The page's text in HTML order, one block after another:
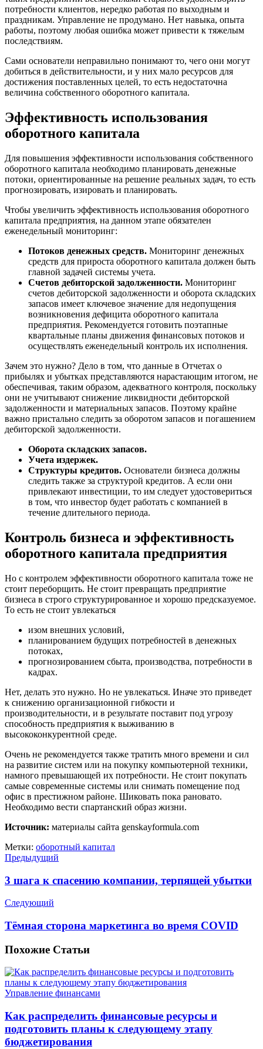
потребности клиентов, нередко работая по выходным и
праздникам. Управление не продумано. Нет навыка, опыта
работы, поэтому любая ошибка может привести к тяжелым
последствиям.
Сами основатели неправильно понимают то, чего они могут
добиться в действительности, и у них мало ресурсов для
достижения поставленных целей, то есть недостаточна
величина собственного оборотного капитала.
Эффективность использования
оборотного капитала
Для повышения эффективности использования собственного
оборотного капитала необходимо планировать денежные
потоки, ориентированные на решение реальных задач, то есть
прогнозировать, изировать и планировать.
Чтобы увеличить эффективность использования оборотного
капитала предприятия, на данном этапе обязателен
еженедельный мониторинг:
Потоков денежных средств. Мониторинг денежных
средств для прироста оборотного капитала должен быть
главной задачей системы учета.
Счетов дебиторской задолженности. Мониторинг
счетов дебиторской задолженности и оборота складских
запасов имеет ключевое значение для недопущения
возникновения дефицита оборотного капитала
предприятия. Рекомендуется готовить поэтапные
квартальные планы движения финансовых потоков и
осуществлять еженедельный контроль их исполнения.
Зачем это нужно? Дело в том, что данные в Отчетах о
прибылях и убытках представляются нарастающим итогом, не
обеспечивая, таким образом, адекватного контроля, поскольку
они не учитывают снижение ликвидности дебиторской
задолженности и материальных запасов. Поэтому крайне
важно пристально следить за оборотом запасов и погашением
дебиторской задолженности.
Оборота складских запасов.
Учета издержек.
Структуры кредитов. Основатели бизнеса должны
следить также за структурой кредитов. А если они
привлекают инвестиции, то им следует удостовериться
в том, что инвестор будет работать с компанией в
течение длительного периода.
Контроль бизнеса и эффективность
оборотного капитала предприятия
Но с контролем эффективности оборотного капитала тоже не
стоит переборщить. Не стоит превращать предприятие
бизнеса в строго структурированное и хорошо предсказуемое.
То есть не стоит увлекаться
изом внешних условий,
планированием будущих потребностей в денежных
потоках,
прогнозированием сбыта, производства, потребности в
кадрах.
Нет, делать это нужно. Но не увлекаться. Иначе это приведет
к снижению организационной гибкости и
производительности, и в результате поставит под угрозу
способность предприятия к выживанию в
высококонкурентной среде.
Очень не рекомендуется также тратить много времени и сил
на развитие систем или на покупку компьютерной техники,
намного превышающей их потребности. Не стоит покупать
самые современные системы или снимать помещение под
офис в престижном районе. Шиковать пока рановато.
Необходимо вести спартанский образ жизни.
Источник: материалы сайта genskayformula.com
Метки: оборотный капитал
Предыдущий
3 шага к спасению компании, терпящей убытки
Следующий
Тёмная сторона маркетинга во время COVID
Похожие Статьи
Управление финансами
Как распределить финансовые ресурсы и
подготовить планы к следующему этапу
бюджетирования